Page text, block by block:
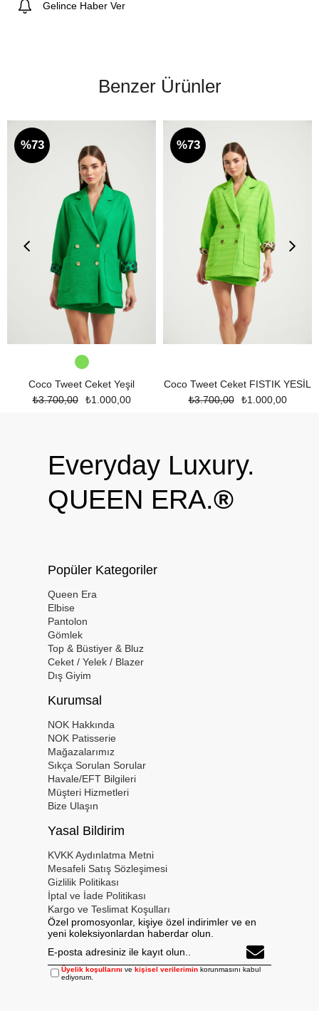
Gelince Haber Ver
Benzer Ürünler
Coco Tweet Ceket Yeşil
₺1.000,00
₺3.700,00
%73
Coco Tweet Ceket FISTIK YESİL
₺1.000,00
₺3.700,00
%73
Everyday Luxury.
QUEEN ERA.®
Popüler Kategoriler
Queen Era
Elbise
Pantolon
Gömlek
Top & Büstiyer & Bluz
Ceket / Yelek / Blazer
Dış Giyim
Kurumsal
NOK Hakkında
NOK Patisserie
Mağazalarımız
Sıkça Sorulan Sorular
Havale/EFT Bilgileri
Müşteri Hizmetleri
Bize Ulaşın
Yasal Bildirim
KVKK Aydınlatma Metni
Mesafeli Satış Sözleşimesi
Gizlilik Politikası
İptal ve İade Politikası
Kargo ve Teslimat Koşulları
Özel promosyonlar, kişiye özel indirimler ve en
yeni koleksiyonlardan haberdar olun.
Üyelik koşullarını vekişisel verilerimin korunmasını kabul
ediyorum.